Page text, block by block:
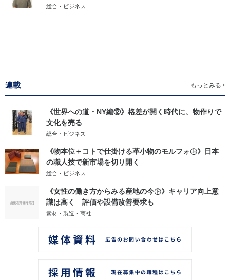
総合・ビジネス
連載 もっとみる
《世界への道・NY編⑫》格差が開く時代に、物作りで
文化を売る
総合・ビジネス
《物本位＋コトで仕掛ける革小物のモルフォ㊤》日本
の職人技で新市場を切り開く
総合・ビジネス
《女性の働き方からみる産地の今㊦》キャリア向上意
識は高く 評価や設備改善要求も
素材・製造・商社